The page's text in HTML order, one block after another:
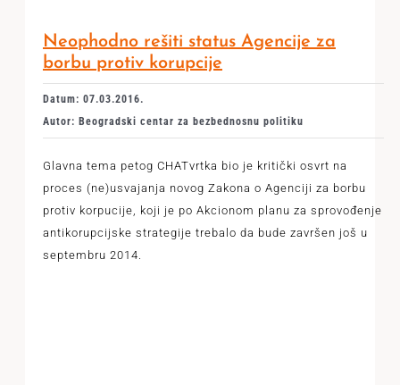
Neophodno rešiti status Agencije za
borbu protiv korupcije
Datum: 07.03.2016.
Autor: Beogradski centar za bezbednosnu politiku
Glavna tema petog CHATvrtka bio je kritički osvrt na
proces (ne)usvajanja novog Zakona o Agenciji za borbu
protiv korpucije, koji je po Akcionom planu za sprovođenje
antikorupcijske strategije trebalo da bude završen još u
septembru 2014.